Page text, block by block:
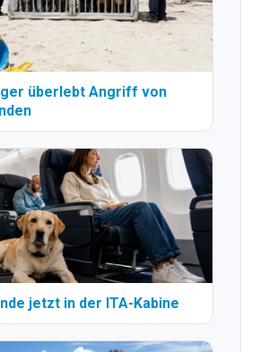
überlebt Angriff von
jetzt in der ITA-Kabine